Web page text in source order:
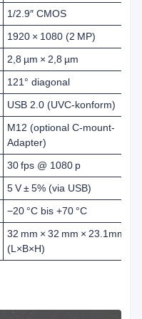
1/2.9″ CMOS
1920 × 1080 (2 MP)
2,8 µm × 2,8 µm
121° diagonal
USB 2.0 (UVC-konform)
M12 (optional C‑mount-
Adapter)
30 fps @ 1080 p
5 V ± 5% (via USB)
−20 °C bis +70 °C
32 mm × 32 mm × 23.1mm
(L×B×H)